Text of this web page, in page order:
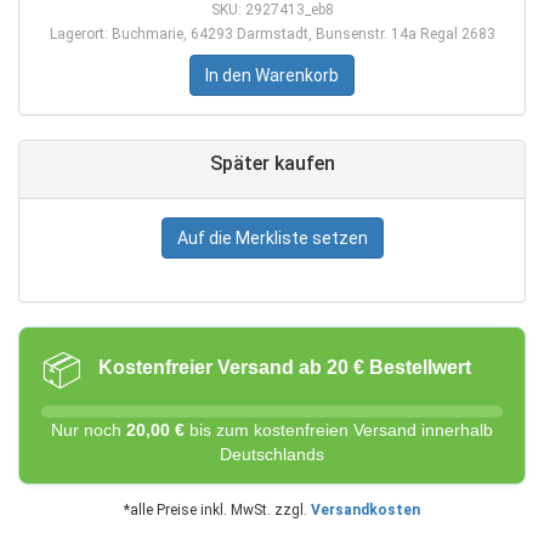
SKU: 2927413_eb8
Lagerort: Buchmarie, 64293 Darmstadt, Bunsenstr. 14a Regal 2683
In den Warenkorb
Später kaufen
Auf die Merkliste setzen
📦 Kostenfreier Versand ab 20 € Bestellwert
Nur noch 20,00 € bis zum kostenfreien Versand innerhalb
Deutschlands
*alle Preise inkl. MwSt. zzgl. Versandkosten